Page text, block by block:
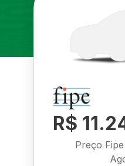
R$
Preço